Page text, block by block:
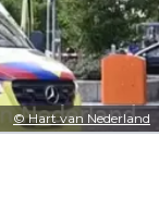
© Hart van Nederland